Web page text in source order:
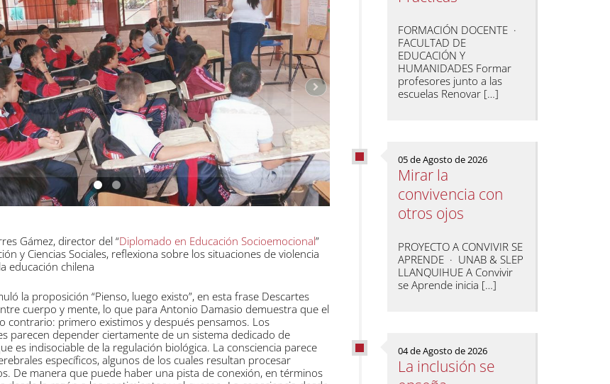
Gámez, director del “Diplomado en Educación Socioemocional”
y Ciencias Sociales, reflexiona sobre los situaciones de violencia
educación chilena
la proposición “Pienso, luego existo”, en esta frase Descartes
cuerpo y mente, lo que para Antonio Damasio demuestra que el
contrario: primero existimos y después pensamos. Los
parecen depender ciertamente de un sistema dedicado de
es indisociable de la regulación biológica. La consciencia parece
específicos, algunos de los cuales resultan procesar
De manera que puede haber una pista de conexión, en términos
FORMACIÓN DOCENTE ·
FACULTAD DE
EDUCACIÓN Y
HUMANIDADES Formar
profesores junto a las
escuelas Renovar […]
05 de Agosto de 2026
Mirar la
convivencia con
otros ojos
PROYECTO A CONVIVIR SE
APRENDE · UNAB & SLEP
LLANQUIHUE A Convivir
se Aprende inicia […]
04 de Agosto de 2026
La inclusión se